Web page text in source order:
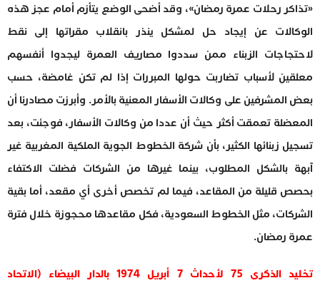
«تذاكر رحلات عمرة رمضان»، وقد أضحى الوضع يتأزم أمام عجز هذه
الوكالات عن إيجاد حل لمشكل ينذر بانقلاب مقراتها إلى نقط
لاحتجاجات الزبناء ممن سددوا مصاريف العمرة ليجدوا أنفسهم
معلقين لأسباب تضاربت حولها المبررات إذا لم تكن غامضة، حسب
بعض المشرفين على وكالات الأسفار المعنية بالأمر. وأبرزت مصادرنا أن
المعضلة تعمقت أكثر حيث أن عددا من وكالات الأسفار، فوجئت، بعد
تسجيل زبنائها الكثير، بأن شركة الخطوط الجوية الملكية المغربية غير
آبهة بالشكل المطلوب، بينما غيرها من الشركات فضلت الاكتفاء
بحصص قليلة من المقاعد، فيما لم تخصص أخرى أي مقعد، أما بقية
الشركات، مثل الخطوط السعودية، فكل مقاعدها محجوزة خلال فترة
عمرة رمضان.
تخليد الذكرى 75 لأحداث 7 أبريل 1974 بالدار البيضاء (الاتحاد